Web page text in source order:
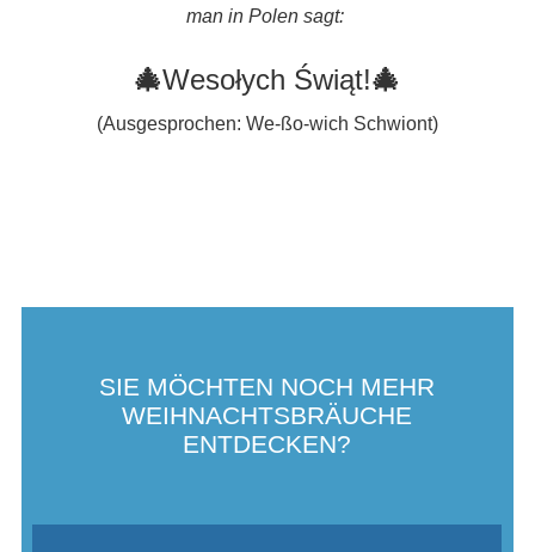
man in Polen sagt:
🎄Wesołych Świąt!🎄
(Ausgesprochen: We-ßo-wich Schwiont)
SIE MÖCHTEN NOCH MEHR
WEIHNACHTSBRÄUCHE
ENTDECKEN?